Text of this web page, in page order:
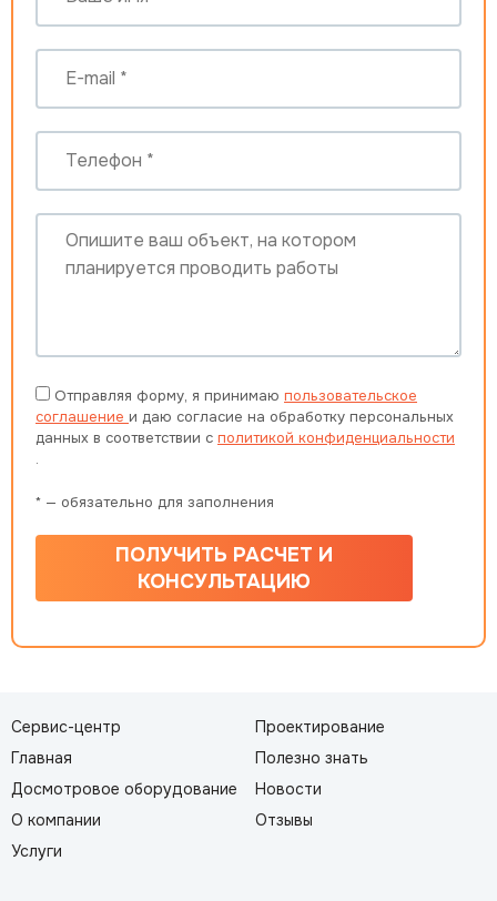
Отправляя форму, я принимаю пользовательское
соглашение и даю согласие на обработку персональных
данных в соответствии с политикой конфиденциальности
.
* — обязательно для заполнения
ПОЛУЧИТЬ РАСЧЕТ И
КОНСУЛЬТАЦИЮ
Сервис-центр
Главная
Досмотровое оборудование
О компании
Услуги
Проектирование
Полезно знать
Новости
Отзывы